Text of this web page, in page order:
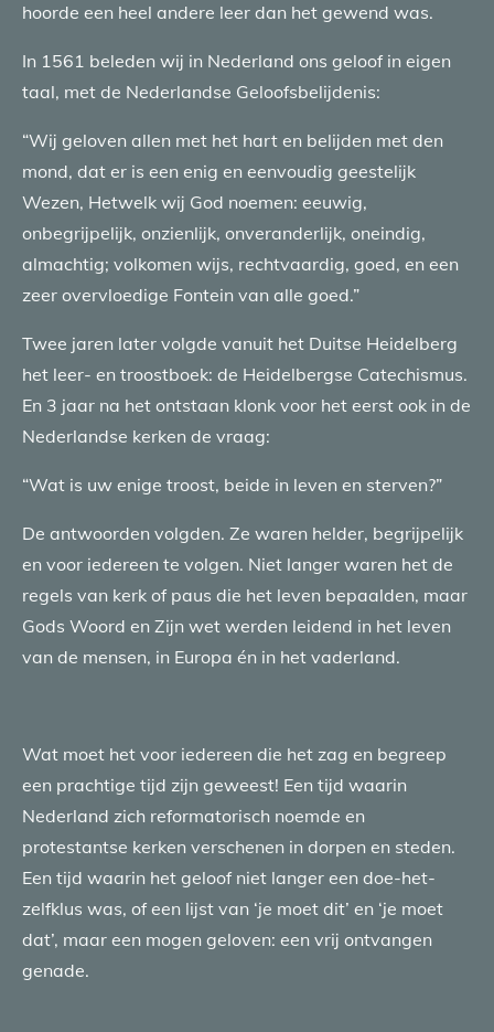
hoorde een heel andere leer dan het gewend was.
In 1561 beleden wij in Nederland ons geloof in eigen
taal, met de Nederlandse Geloofsbelijdenis:
“Wij geloven allen met het hart en belijden met den
mond, dat er is een enig en eenvoudig geestelijk
Wezen, Hetwelk wij God noemen: eeuwig,
onbegrijpelijk, onzienlijk, onveranderlijk, oneindig,
almachtig; volkomen wijs, rechtvaardig, goed, en een
zeer overvloedige Fontein van alle goed.”
Twee jaren later volgde vanuit het Duitse Heidelberg
het leer- en troostboek: de Heidelbergse Catechismus.
En 3 jaar na het ontstaan klonk voor het eerst ook in de
Nederlandse kerken de vraag:
“Wat is uw enige troost, beide in leven en sterven?”
De antwoorden volgden. Ze waren helder, begrijpelijk
en voor iedereen te volgen. Niet langer waren het de
regels van kerk of paus die het leven bepaalden, maar
Gods Woord en Zijn wet werden leidend in het leven
van de mensen, in Europa én in het vaderland.
Wat moet het voor iedereen die het zag en begreep
een prachtige tijd zijn geweest! Een tijd waarin
Nederland zich reformatorisch noemde en
protestantse kerken verschenen in dorpen en steden.
Een tijd waarin het geloof niet langer een doe-het-
zelfklus was, of een lijst van ‘je moet dit’ en ‘je moet
dat’, maar een mogen geloven: een vrij ontvangen
genade.